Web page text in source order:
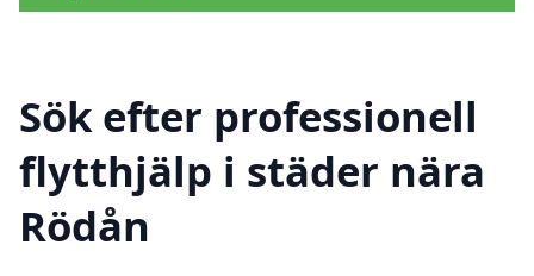
Sök efter professionell
flytthjälp i städer nära
Rödån